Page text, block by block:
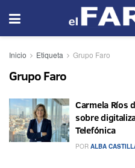
Inicio Etiqueta Grupo Faro
Grupo Faro
Carmela Ríos
sobre
Telefónica
POR ALBA